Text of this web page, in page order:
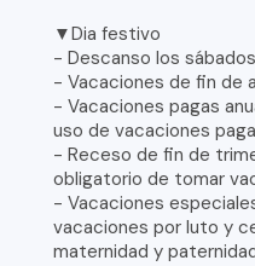
▼Dia festivo
- Descanso los
- Vacaciones de fin de
- Vacaciones pagas
uso de vacaciones
- Receso de fin de
obligatorio de tomar
- Vacaciones
vacaciones por luto y
maternidad y